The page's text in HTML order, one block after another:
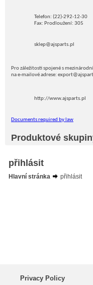
Telefon: (22)-292-12-30
Fax: Prodloužení: 305
sklep@ajsparts.pl
Pro záležitosti spojené s
na e-mailové adrese:
http://www.ajsparts.pl
Documents required by law
Produktové
přihlásit
Hlavní stránka
přihlásit
Privacy Policy